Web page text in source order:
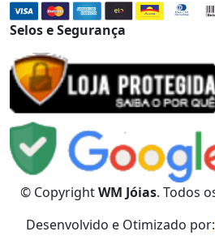
Selos e Segurança
© CopyrightWM Jóias. Todos
Desenvolvido e Otimizado por: